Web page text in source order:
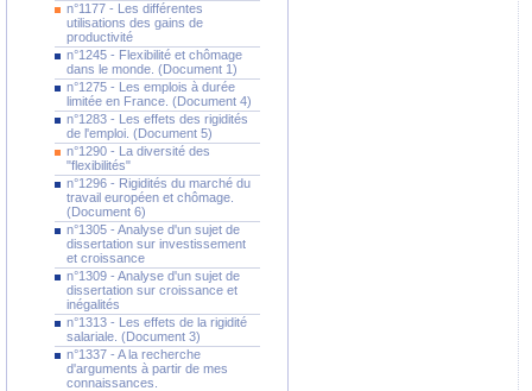
n°1177 - Les différentes
utilisations des gains de
productivité
n°1245 - Flexibilité et chômage
dans le monde. (Document 1)
n°1275 - Les emplois à durée
limitée en France. (Document 4)
n°1283 - Les effets des rigidités
de l'emploi. (Document 5)
n°1290 - La diversité des
"flexibilités"
n°1296 - Rigidités du marché du
travail européen et chômage.
(Document 6)
n°1305 - Analyse d'un sujet de
dissertation sur investissement
et croissance
n°1309 - Analyse d'un sujet de
dissertation sur croissance et
inégalités
n°1313 - Les effets de la rigidité
salariale. (Document 3)
n°1337 - A la recherche
d'arguments à partir de mes
connaissances.